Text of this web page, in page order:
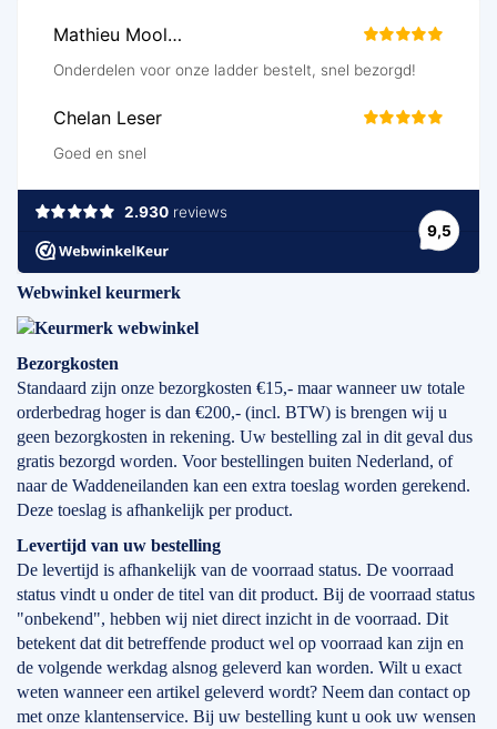
Webwinkel keurmerk
Bezorgkosten
Standaard zijn onze bezorgkosten €15,- maar wanneer uw totale
orderbedrag hoger is dan €200,- (incl. BTW) is brengen wij u
geen bezorgkosten in rekening. Uw bestelling zal in dit geval dus
gratis bezorgd worden. Voor bestellingen buiten Nederland, of
naar de Waddeneilanden kan een extra toeslag worden gerekend.
Deze toeslag is afhankelijk per product.
Levertijd van uw bestelling
De levertijd is afhankelijk van de voorraad status. De voorraad
status vindt u onder de titel van dit product. Bij de voorraad status
"onbekend", hebben wij niet direct inzicht in de voorraad. Dit
betekent dat dit betreffende product wel op voorraad kan zijn en
de volgende werkdag alsnog geleverd kan worden. Wilt u exact
weten wanneer een artikel geleverd wordt? Neem dan contact op
met onze klantenservice. Bij uw bestelling kunt u ook uw wensen